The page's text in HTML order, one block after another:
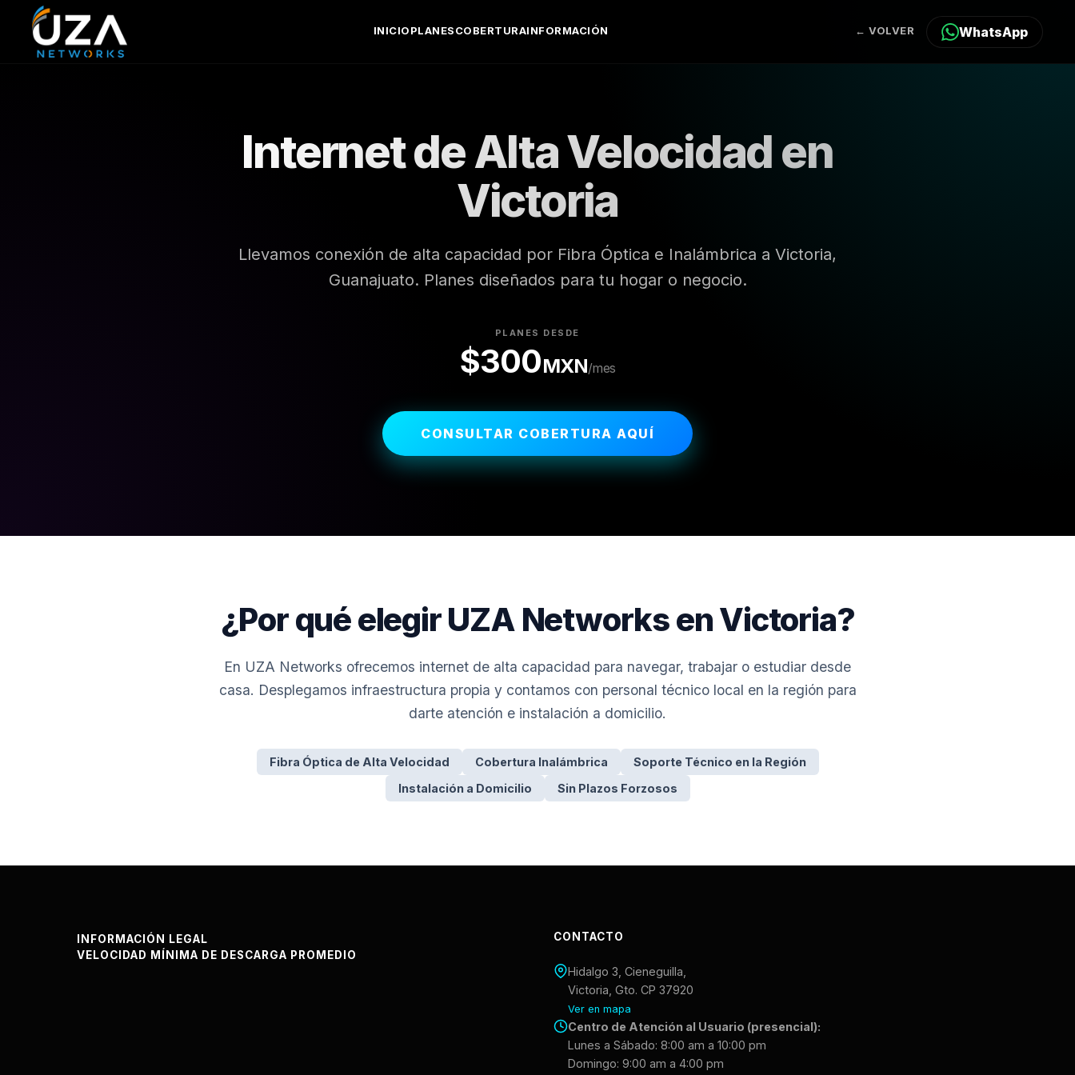
INICIOPLANESCOBERTURAINFORMACIÓN ← VOLVER WhatsApp
Internet de Alta Velocidad en
Victoria
Llevamos conexión de alta capacidad por Fibra Óptica e Inalámbrica a Victoria,
Guanajuato. Planes diseñados para tu hogar o negocio.
PLANES DESDE
$300MXN/mes
CONSULTAR COBERTURA AQUÍ
¿Por qué elegir UZA Networks en Victoria?
En UZA Networks ofrecemos internet de alta capacidad para navegar, trabajar o estudiar desde
casa. Desplegamos infraestructura propia y contamos con personal técnico local en la región para
darte atención e instalación a domicilio.
Fibra Óptica de Alta Velocidad Cobertura Inalámbrica
Soporte Técnico en la Región
Instalación a Domicilio
Sin Plazos Forzosos
INFORMACIÓN LEGAL
VELOCIDAD MÍNIMA DE DESCARGA PROMEDIO
CONTACTO
Hidalgo 3, Cieneguilla,
Victoria, Gto. CP 37920
Ver en mapa
Centro de Atención al Usuario (presencial):
Lunes a Sábado: 8:00 am a 10:00 pm
Domingo: 9:00 am a 4:00 pm